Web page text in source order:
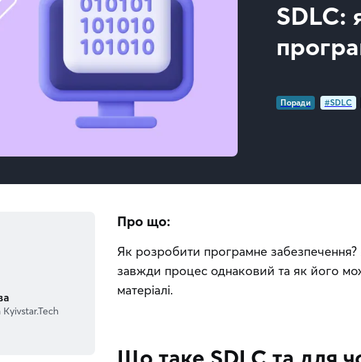
SDLC:
Поради #SDLC
Про що:
Як розробити програмне забезпечення?
завжди процес однаковий та як його
матеріалі.